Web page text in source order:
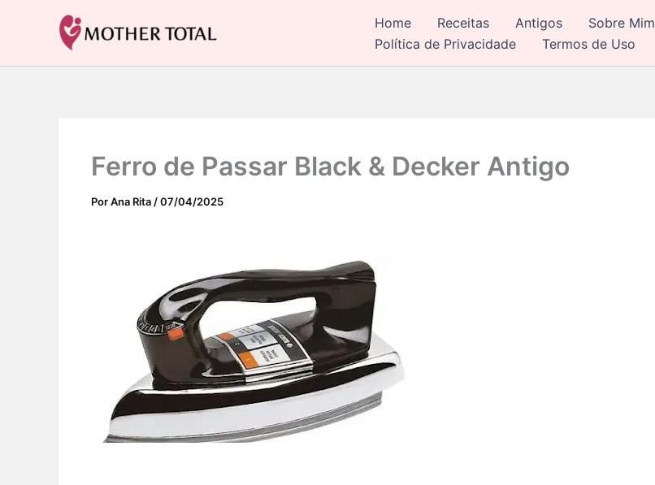
Home Receitas Antigos Sobre Mim
Política de Privacidade
Termos de Uso
Ferro de Passar Black & Decker Antigo
PorAna Rita /07/04/2025